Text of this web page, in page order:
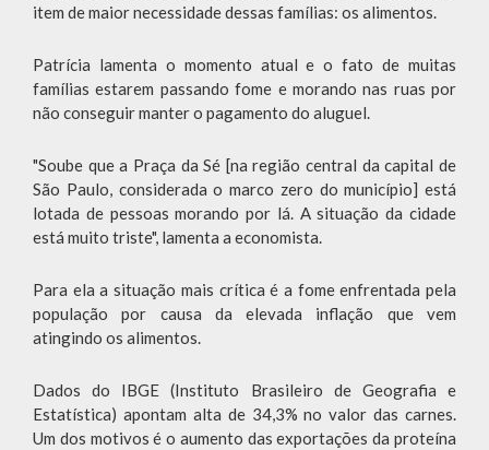
item de maior necessidade dessas famílias: os alimentos.
Patrícia lamenta o momento atual e o fato de muitas
famílias estarem passando fome e morando nas ruas por
não conseguir manter o pagamento do aluguel.
"Soube que a Praça da Sé [na região central da capital de
São Paulo, considerada o marco zero do município] está
lotada de pessoas morando por lá. A situação da cidade
está muito triste", lamenta a economista.
Para ela a situação mais crítica é a fome enfrentada pela
população por causa da elevada inflação que vem
atingindo os alimentos.
Dados do IBGE (Instituto Brasileiro de Geografia e
Estatística) apontam alta de 34,3% no valor das carnes.
Um dos motivos é o aumento das exportações da proteína